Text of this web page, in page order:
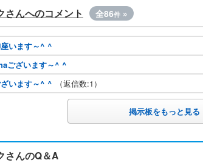
さんへのコメント 全86件 »
います～^ ^
ございます～^ ^
います～^ ^
（返信数:1）
掲示板をもっと見る
さんのQ＆A